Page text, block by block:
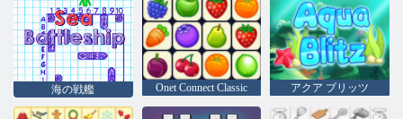
海の戦艦 Onet Connect Classic アクア ブリッツ